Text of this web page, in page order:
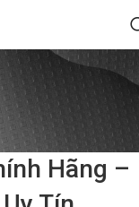
Hãng –